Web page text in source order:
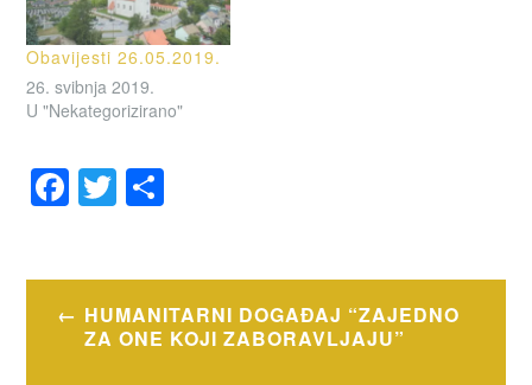
Obavijesti 26.05.2019.
26. svibnja 2019.
U "Nekategorizirano"
F
a
e
b
T
wi
er e
Navigacija
objava
HUMANITARNI DOGAĐAJ “ZAJEDNO
ZA ONE KOJI ZABORAVLJAJU”